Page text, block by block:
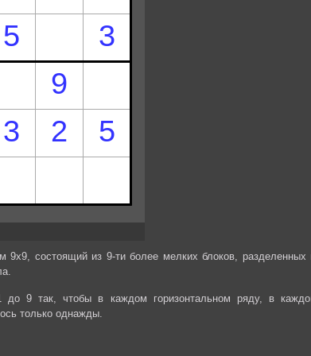
9х9, состоящий из 9-ти более мелких блоков, разделенных
9 так, чтобы в каждом горизонтальном ряду, в
только однажды.